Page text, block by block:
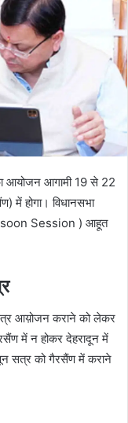
आयोजन आगामी 19 से 22
में होगा। विधानसभा
Session ) आहूत
आय़ोजन कराने को लेकर
में न होकर देहरादून में
सत्र को गैरसैंण में कराने